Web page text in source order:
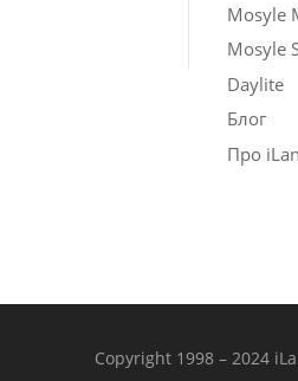
Mosyle
Mosyle
Daylite
Блог
Про
Copyright 1998 – 2024